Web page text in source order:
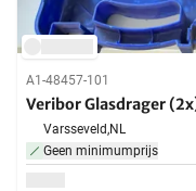
A1-48457-101
Veribor Glasdrager
Varsseveld,NL
Geen minimumprijs